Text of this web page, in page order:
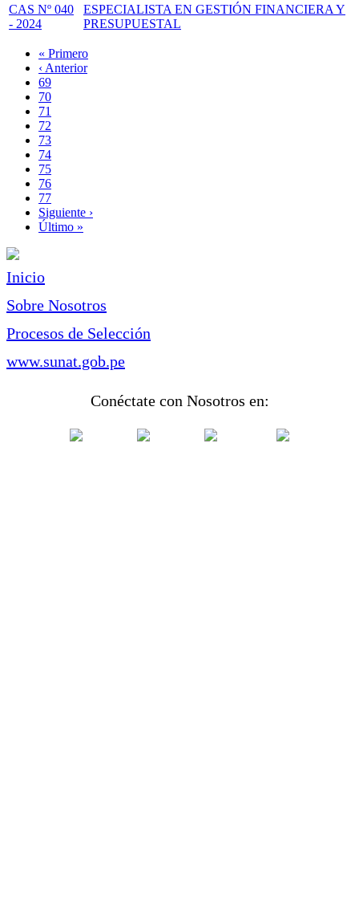
CAS Nº 040
- 2024
ESPECIALISTA EN GESTIÓN FINANCIERA Y
PRESUPUESTAL
Paginación
Primera
página
« Primero
Página
anterior
‹ Anterior
Page
69
Page
70
Page
71
Page
72
Página
actual
73
Page
74
Page
75
Page
76
Page
77
Siguiente
página
Siguiente ›
Última
Último »
Inicio
Sobre Nosotros
Procesos de Selección
www.sunat.gob.pe
Conéctate con Nosotros en: